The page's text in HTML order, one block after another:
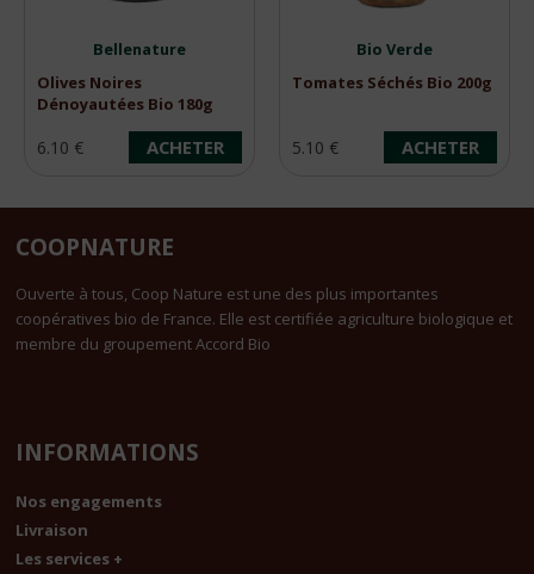
Bellenature
Olives Noires
Dénoyautées Bio 180g
6.10 € ACHETER
Bio Verde
Tomates Séchés Bio 200g
5.10 € ACHETER
COOPNATURE
Ouverte à tous, Coop Nature est une des plus importantes
coopératives bio de France. Elle est certifiée agriculture biologique et
membre du groupement Accord Bio
INFORMATIONS
Nos engagements
Livraison
Les services +